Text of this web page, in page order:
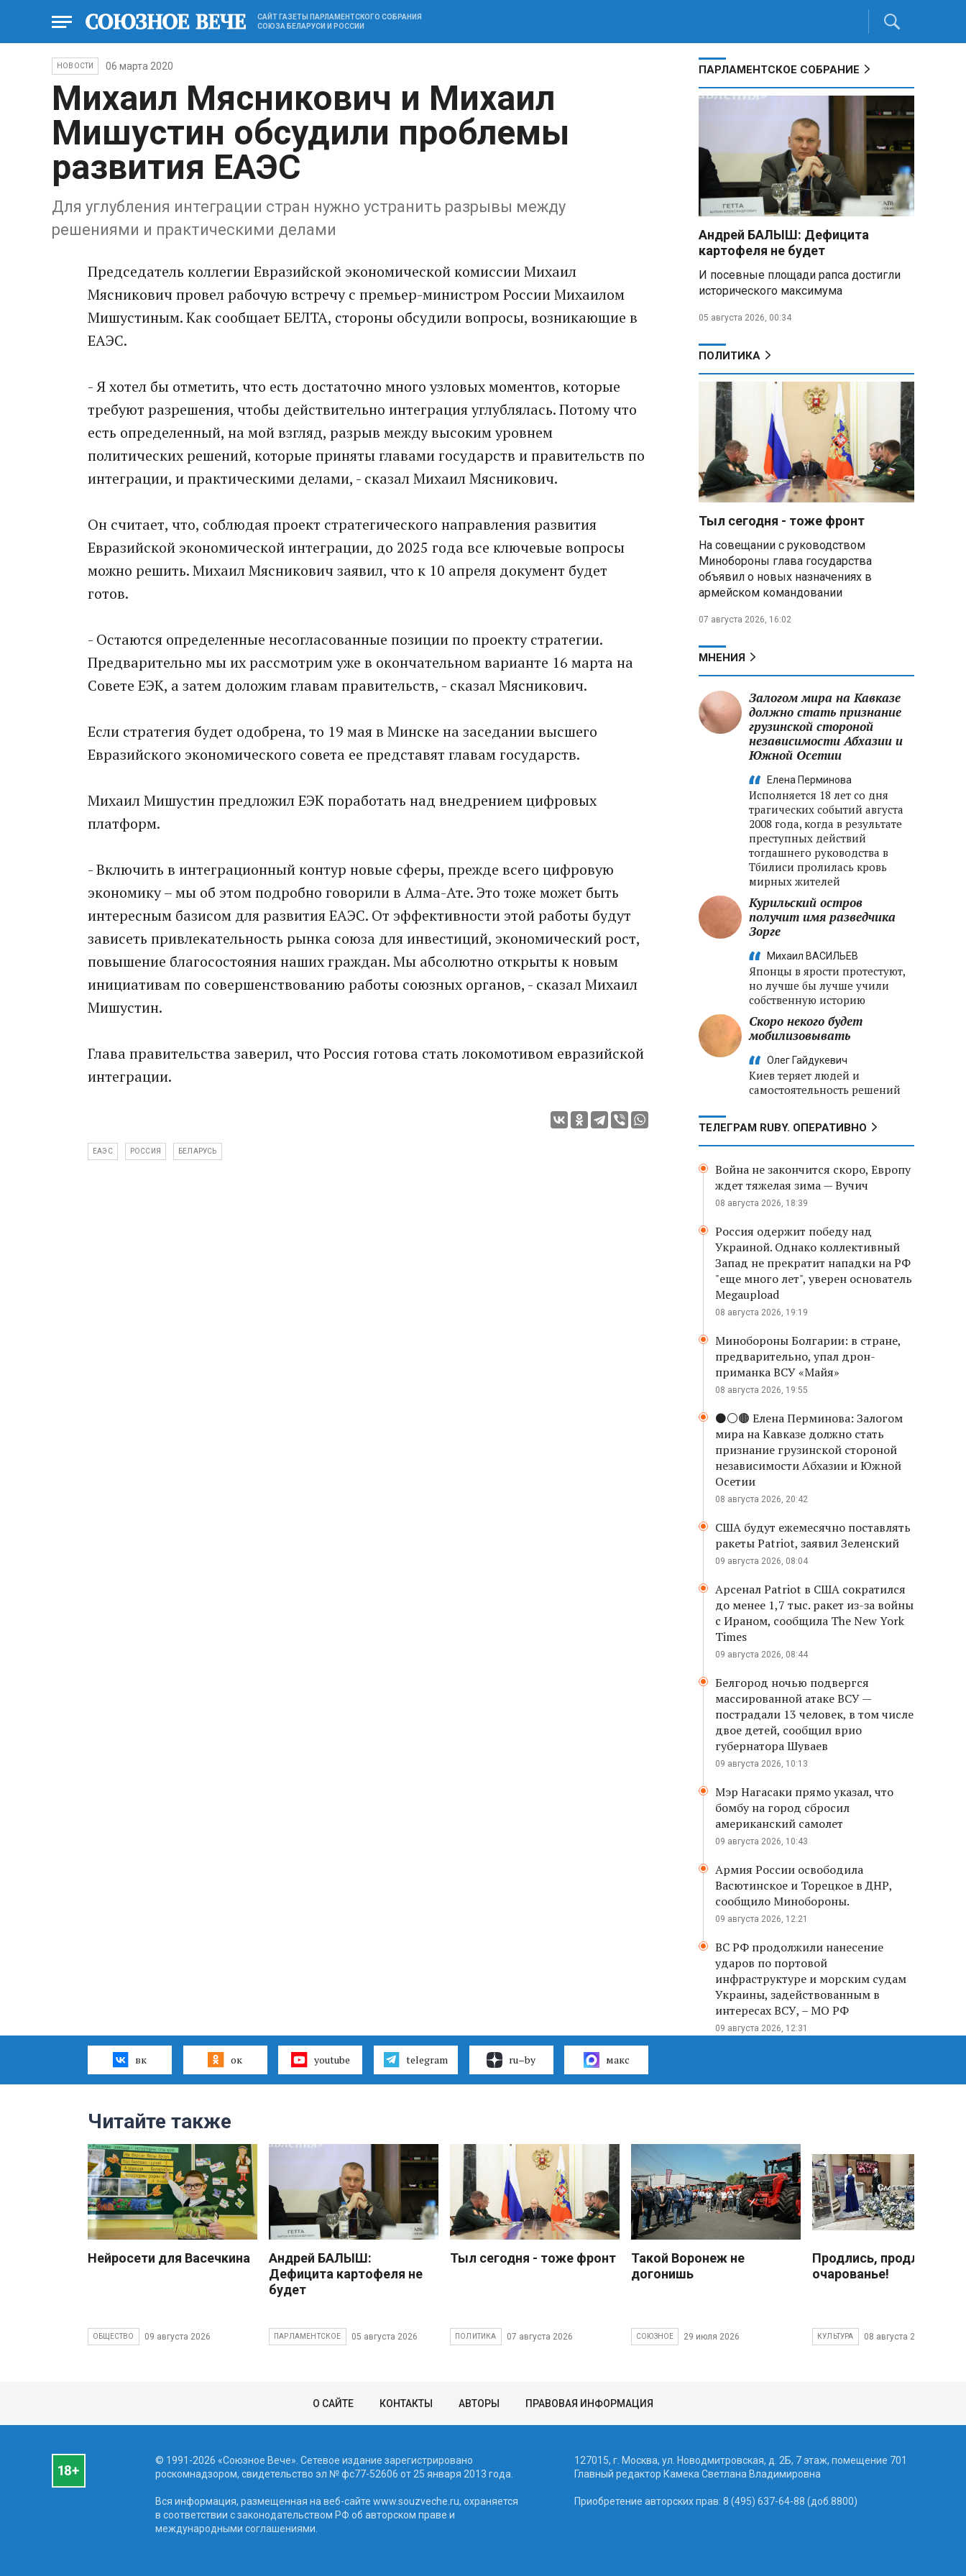
САЙТ ГАЗЕТЫ ПАРЛАМЕНТСКОГО СОБРАНИЯ
СОЮЗА БЕЛАРУСИ И РОССИИ
НОВОСТИ 06 марта 2020
Михаил Мясникович и Михаил
Мишустин обсудили проблемы
развития ЕАЭС
Для углубления интеграции стран нужно устранить разрывы между
решениями и практическими делами
Председатель коллегии Евразийской экономической комиссии Михаил
Мясникович провел рабочую встречу с премьер-министром России Михаилом
Мишустиным. Как сообщает БЕЛТА, стороны обсудили вопросы, возникающие в
ЕАЭС.
- Я хотел бы отметить, что есть достаточно много узловых моментов, которые
требуют разрешения, чтобы действительно интеграция углублялась. Потому что
есть определенный, на мой взгляд, разрыв между высоким уровнем
политических решений, которые приняты главами государств и правительств по
интеграции, и практическими делами, - сказал Михаил Мясникович.
Он считает, что, соблюдая проект стратегического направления развития
Евразийской экономической интеграции, до 2025 года все ключевые вопросы
можно решить. Михаил Мясникович заявил, что к 10 апреля документ будет
готов.
- Остаются определенные несогласованные позиции по проекту стратегии.
Предварительно мы их рассмотрим уже в окончательном варианте 16 марта на
Совете ЕЭК, а затем доложим главам правительств, - сказал Мясникович.
Если стратегия будет одобрена, то 19 мая в Минске на заседании высшего
Евразийского экономического совета ее представят главам государств.
Михаил Мишустин предложил ЕЭК поработать над внедрением цифровых
платформ.
- Включить в интеграционный контур новые сферы, прежде всего цифровую
экономику – мы об этом подробно говорили в Алма-Ате. Это тоже может быть
интересным базисом для развития ЕАЭС. От эффективности этой работы будут
зависеть привлекательность рынка союза для инвестиций, экономический рост,
повышение благосостояния наших граждан. Мы абсолютно открыты к новым
инициативам по совершенствованию работы союзных органов, - сказал Михаил
Мишустин.
Глава правительства заверил, что Россия готова стать локомотивом евразийской
интеграции.
ЕАЭС РОССИЯ БЕЛАРУСЬ
ПАРЛАМЕНТСКОЕ СОБРАНИЕ
Андрей БАЛЫШ: Дефицита
картофеля не будет
И посевные площади рапса достигли
исторического максимума
05 августа 2026, 00:34
ПОЛИТИКА
Тыл сегодня - тоже фронт
На совещании с руководством
Минобороны глава государства
объявил о новых назначениях в
армейском командовании
07 августа 2026, 16:02
МНЕНИЯ
Залогом мира на Кавказе
должно стать признание
грузинской стороной
независимости Абхазии и
Южной Осетии
Елена Перминова
Исполняется 18 лет со дня
трагических событий августа
2008 года, когда в результате
преступных действий
тогдашнего руководства в
Тбилиси пролилась кровь
мирных жителей
Курильский остров
получит имя разведчика
Зорге
Михаил ВАСИЛЬЕВ
Японцы в ярости протестуют,
но лучше бы лучше учили
собственную историю
Скоро некого будет
мобилизовывать
Олег Гайдукевич
Киев теряет людей и
самостоятельность решений
ТЕЛЕГРАМ RUBY. ОПЕРАТИВНО
Война не закончится скоро, Европу
ждет тяжелая зима — Вучич
08 августа 2026, 18:39
Россия одержит победу над
Украиной. Однако коллективный
Запад не прекратит нападки на РФ
"еще много лет", уверен основатель
Megaupload
08 августа 2026, 19:19
Минобороны Болгарии: в стране,
предварительно, упал дрон-
приманка ВСУ «Майя»
08 августа 2026, 19:55
⚫️⚪️🟤 Елена Перминова: Залогом
мира на Кавказе должно стать
признание грузинской стороной
независимости Абхазии и Южной
Осетии
08 августа 2026, 20:42
США будут ежемесячно поставлять
ракеты Patriot, заявил Зеленский
09 августа 2026, 08:04
Арсенал Patriot в США сократился
до менее 1,7 тыс. ракет из-за войны
с Ираном, сообщила The New York
Times
09 августа 2026, 08:44
Белгород ночью подвергся
массированной атаке ВСУ —
пострадали 13 человек, в том числе
двое детей, сообщил врио
губернатора Шуваев
09 августа 2026, 10:13
Мэр Нагасаки прямо указал, что
бомбу на город сбросил
американский самолет
09 августа 2026, 10:43
Армия России освободила
Васютинское и Торецкое в ДНР,
сообщило Минобороны.
09 августа 2026, 12:21
ВС РФ продолжили нанесение
ударов по портовой
инфраструктуре и морским судам
Украины, задействованным в
интересах ВСУ, – МО РФ
09 августа 2026, 12:31
вк ок youtube telegram ru–by макс
Читайте также
Нейросети для Васечкина
ОБЩЕСТВО 09 августа 2026
Андрей БАЛЫШ:
Дефицита картофеля не
будет
ПАРЛАМЕНТСКОЕ 05 августа 2026
Тыл сегодня - тоже фронт
ПОЛИТИКА 07 августа 2026
Такой Воронеж не
догонишь
СОЮЗНОЕ 29 июля 2026
Продлись, продлись
очарованье!
КУЛЬТУРА 08 августа 2026
О САЙТЕ КОНТАКТЫ АВТОРЫ ПРАВОВАЯ ИНФОРМАЦИЯ
© 1991-2026 «Союзное Вече». Сетевое издание зарегистрировано
роскомнадзором, свидетельство эл № фc77-52606 от 25 января 2013 года.
Вся информация, размещенная на веб-сайте www.souzveche.ru, охраняется
в соответствии с законодательством РФ об авторском праве и
международными соглашениями.
127015, г. Москва, ул. Новодмитровская, д. 2Б, 7 этаж, помещение 701
Главный редактор Камека Светлана Владимировна
Приобретение авторских прав: 8 (495) 637-64-88 (доб.8800)